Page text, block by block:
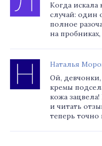
Когда искала
случай: один
полное
на
Наталья
Ой, девчонки,
кремы
кожа
и читать
теперь